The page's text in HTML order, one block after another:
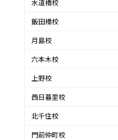
水道橋校
飯田橋校
月島校
六本木校
上野校
西日暮里校
北千住校
門前仲町校